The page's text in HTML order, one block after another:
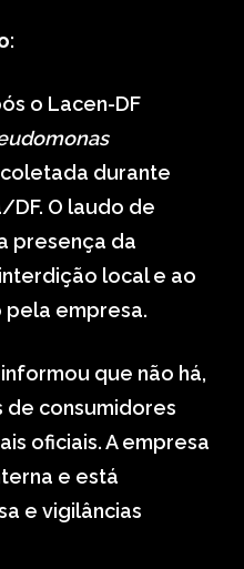
:
o Lacen-DF
durante
DF. O laudo de
presença da
local e ao
empresa.
que não há,
consumidores
oficiais. A empresa
e está
e vigilâncias